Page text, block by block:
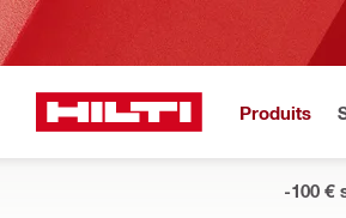
Produits
-100 €